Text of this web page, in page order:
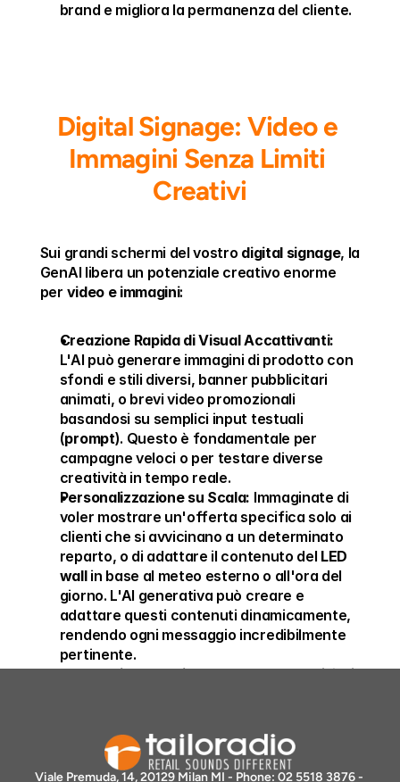
brand e migliora la permanenza del cliente.
Digital Signage: Video e
Immagini Senza Limiti
Creativi
Sui grandi schermi del vostro digital signage, la
GenAI libera un potenziale creativo enorme
per video e immagini:
Creazione Rapida di Visual Accattivanti:
L'AI può generare immagini di prodotto con
sfondi e stili diversi, banner pubblicitari
animati, o brevi video promozionali
basandosi su semplici input testuali
(prompt). Questo è fondamentale per
campagne veloci o per testare diverse
creatività in tempo reale.
Personalizzazione su Scala: Immaginate di
voler mostrare un'offerta specifica solo ai
clienti che si avvicinano a un determinato
reparto, o di adattare il contenuto del LED
wall in base al meteo esterno o all'ora del
giorno. L'AI generativa può creare e
adattare questi contenuti dinamicamente,
rendendo ogni messaggio incredibilmente
pertinente.
A/B Testing Velocizzato: Con la capacità di
possono testare diverse versioni di un
messaggio pubblicitario sui propri schermi
in-store, identificando rapidamente quali